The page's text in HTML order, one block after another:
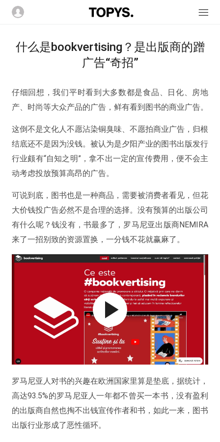
什么是bookvertising？是出版商的蹭
广告“奇招”
仔细回想，我们平时看到大多数都是食品、日化、房地
产、时尚等大众产品的广告，鲜有看到图书的商业广告。
这倒不是文化人不愿沾染铜臭味、不愿拍商业广告，归根
结底还不是因为没钱。被认为是夕阳产业的图书出版发行
行业颇有“自知之明”，拿不出一定的宣传费用，便不会主
动考虑投放预算高昂的广告。
可说到底，图书也是一种商品，需要被消费者看见，但花
大价钱投广告必然不是合理的选择。没有预算的出版公司
有什么呢？钱没有，书最多了，罗马尼亚出版商NEMIRA
来了一招别致的资源置换，一分钱不花就赢麻了。
罗马尼亚人对书的兴趣在欧洲国家里算是垫底，据统计，
高达93.5%的罗马尼亚人一年都不曾买一本书，没有盈利
的出版商自然也掏不出钱宣传作者和书，如此一来，图书
出版行业形成了恶性循环。